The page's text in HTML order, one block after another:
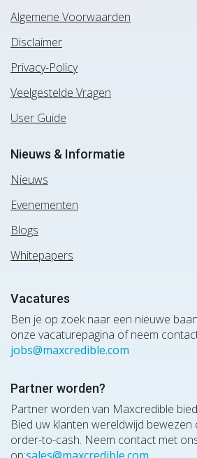
Algemene Voorwaarden
Disclaimer
Privacy-Policy
Veelgestelde Vragen
User Guide
Nieuws & Informatie
Nieuws
Evenementen
Blogs
Whitepapers
Vacatures
Ben je op zoek naar een nieuwe
onze vacaturepagina of neem
jobs@maxcredible.com
Partner worden?
Partner worden van Maxcredible
Bied uw klanten wereldwijd bewezen
order-to-cash. Neem contact met